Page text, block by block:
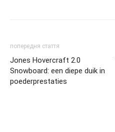
попередня стаття
Jones Hovercraft 2.0
Snowboard: een diepe duik in
poederprestaties